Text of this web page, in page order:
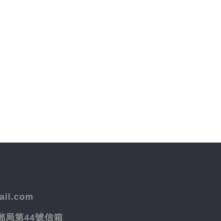
局第44號信箱